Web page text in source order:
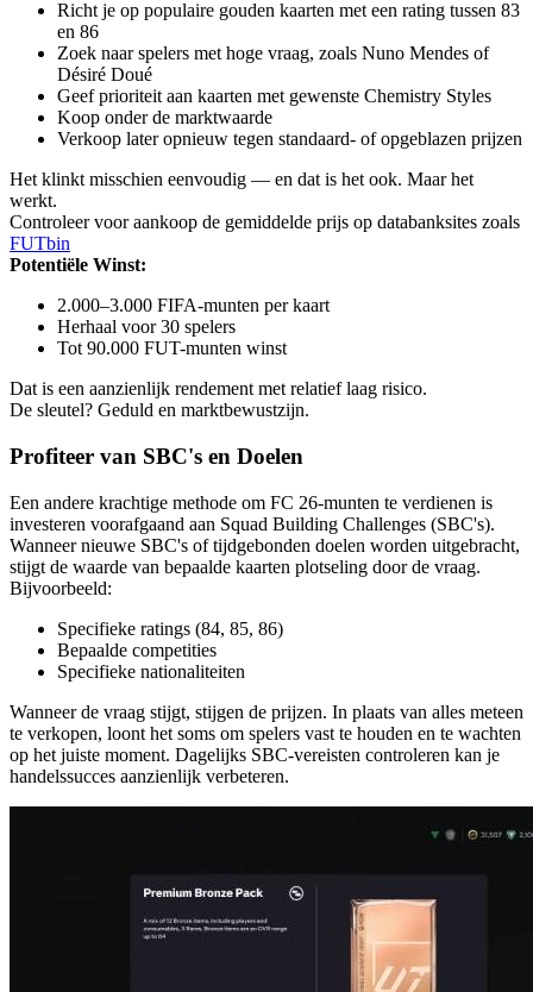
Richt je op populaire gouden kaarten met een rating tussen 83
en 86
Zoek naar spelers met hoge vraag, zoals Nuno Mendes of
Désiré Doué
Geef prioriteit aan kaarten met gewenste Chemistry Styles
Koop onder de marktwaarde
Verkoop later opnieuw tegen standaard- of opgeblazen prijzen
Het klinkt misschien eenvoudig — en dat is het ook. Maar het
werkt.
Controleer voor aankoop de gemiddelde prijs op databanksites zoals
FUTbin
Potentiële Winst:
2.000–3.000 FIFA-munten per kaart
Herhaal voor 30 spelers
Tot 90.000 FUT-munten winst
Dat is een aanzienlijk rendement met relatief laag risico.
De sleutel? Geduld en marktbewustzijn.
Profiteer van SBC's en Doelen
Een andere krachtige methode om FC 26-munten te verdienen is
investeren voorafgaand aan Squad Building Challenges (SBC's).
Wanneer nieuwe SBC's of tijdgebonden doelen worden uitgebracht,
stijgt de waarde van bepaalde kaarten plotseling door de vraag.
Bijvoorbeeld:
Specifieke ratings (84, 85, 86)
Bepaalde competities
Specifieke nationaliteiten
Wanneer de vraag stijgt, stijgen de prijzen. In plaats van alles meteen
te verkopen, loont het soms om spelers vast te houden en te wachten
op het juiste moment. Dagelijks SBC-vereisten controleren kan je
handelssucces aanzienlijk verbeteren.